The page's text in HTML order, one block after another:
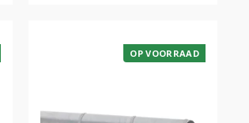
OP VOORRAAD